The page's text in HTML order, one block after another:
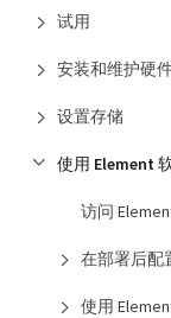
试用
安装和维护硬
设置存储
使用 Element
访问
在部署后配
使用